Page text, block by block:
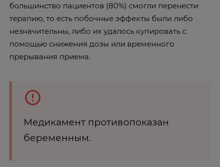
большинство пациентов (80%) смогли перенести
терапию, то есть побочные эффекты были либо
незначительны, либо их удалось купировать с
помощью снижения дозы или временного
прерывания приема.
Медикамент противопоказан
беременным.